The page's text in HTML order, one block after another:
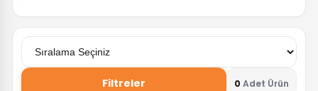
Filtreler 0 Adet Ürün